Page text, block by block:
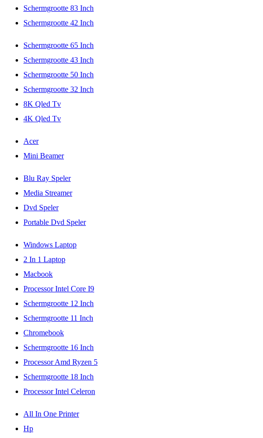
Schermgrootte 83 Inch
Schermgrootte 42 Inch
Schermgrootte 65 Inch
Schermgrootte 43 Inch
Schermgrootte 50 Inch
Schermgrootte 32 Inch
8K Qled Tv
4K Qled Tv
Acer
Mini Beamer
Blu Ray Speler
Media Streamer
Dvd Speler
Portable Dvd Speler
Windows Laptop
2 In 1 Laptop
Macbook
Processor Intel Core I9
Schermgrootte 12 Inch
Schermgrootte 11 Inch
Chromebook
Schermgrootte 16 Inch
Processor Amd Ryzen 5
Schermgrootte 18 Inch
Processor Intel Celeron
All In One Printer
Hp